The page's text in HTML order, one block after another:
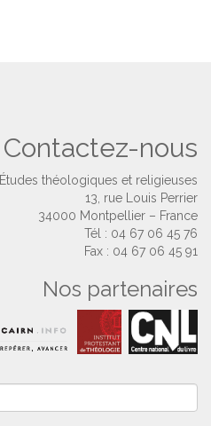
Contactez-nous
Études théologiques et religieuses
13, rue Louis Perrier
34000 Montpellier – France
Tél : 04 67 06 45 76
Fax : 04 67 06 45 91
Nos partenaires